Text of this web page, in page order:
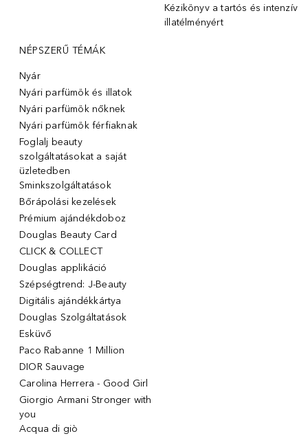
Kézikönyv a tartós és intenzív
illatélményért
NÉPSZERŰ TÉMÁK
Nyár
Nyári parfümök és illatok
Nyári parfümök nőknek
Nyári parfümök férfiaknak
Foglalj beauty
szolgáltatásokat a saját
üzletedben
Sminkszolgáltatások
Bőrápolási kezelések
Prémium ajándékdoboz
Douglas Beauty Card
CLICK & COLLECT
Douglas applikáció
Szépségtrend: J-Beauty
Digitális ajándékkártya
Douglas Szolgáltatások
Esküvő
Paco Rabanne 1 Million
DIOR Sauvage
Carolina Herrera - Good Girl
Giorgio Armani Stronger with
you
Acqua di giò